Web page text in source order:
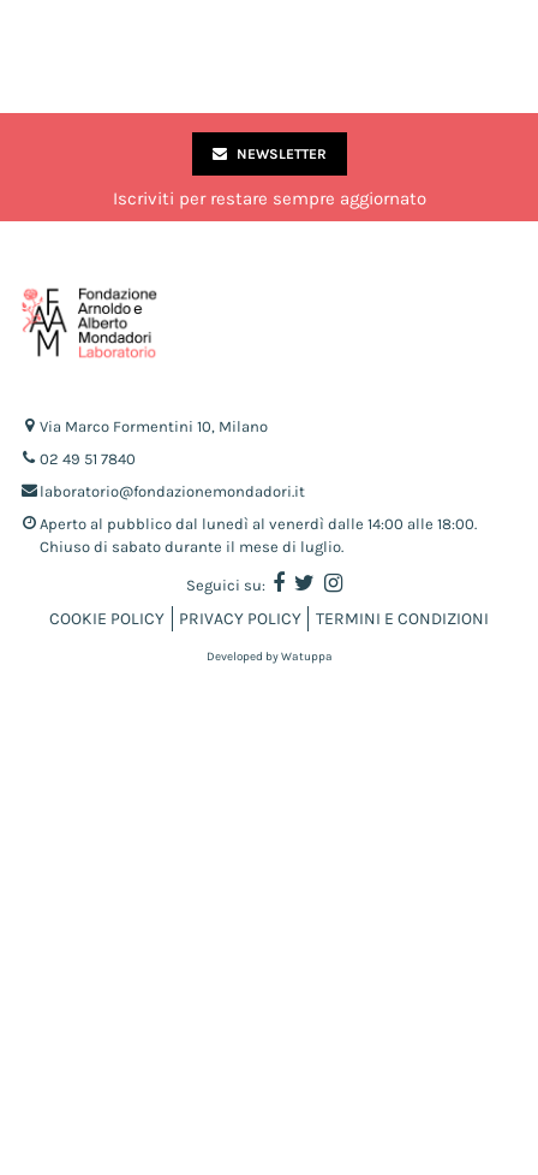
NEWSLETTER
Iscriviti per restare sempre aggiornato
Via Marco Formentini 10, Milano
02 49 51 7840
laboratorio@fondazionemondadori.it
Aperto al pubblico dal lunedì al venerdì dalle 14:00 alle 18:00.
Chiuso di sabato durante il mese di luglio.
Seguici su:
COOKIE POLICY PRIVACY POLICY TERMINI E CONDIZIONI
Developed by Watuppa